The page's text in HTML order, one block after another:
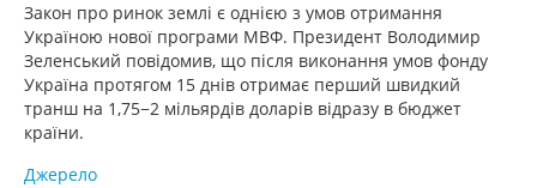
Закон про ринок землі є однією з умов отримання
Україною нової програми МВФ. Президент Володимир
Зеленський повідомив, що після виконання умов фонду
Україна протягом 15 днів отримає перший швидкий
транш на 1,75−2 мільярдів доларів відразу в бюджет
країни.
Джерело